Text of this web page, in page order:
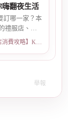
嗨翻夜生活
訂哪一家？本
禮服店、便
質、消...
喝酒娛樂、價格試算 · 2026-05-08
舉報